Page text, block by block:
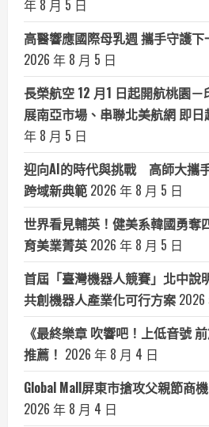
年 8 月 5 日
高醫響應國際母乳週 攜手守護
2026 年 8 月 5 日
長榮航空 12 月1 日起開航桃園
展南亞市場、串聯北美航網 即
年 8 月 5 日
迎向AI的時代與挑戰 高師大攜
跨域新典範 2026 年 8 月 5 日
世界看見輔英！健美系韓國勇奪
育美業菁英 2026 年 8 月 5 日
首屆「臺灣機器人競賽」北中說
共創機器人產業化可行方案
《最終樂章 吹響吧！上低音號
推薦！ 2026 年 8 月 4 日
Global Mall屏東市搶攻父親節商
2026 年 8 月 4 日